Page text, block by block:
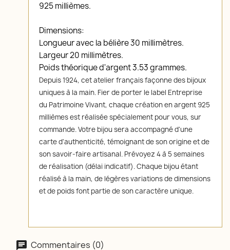
925 millièmes.
Dimensions:
Longueur avec la bélière 30 millimètres.
Largeur 20 millimètres.
Poids théorique d'argent 3.53 grammes.
Depuis 1924, cet atelier français façonne des bijoux
uniques à la main. Fier de porter le label Entreprise
du Patrimoine Vivant, chaque création en argent 925
millièmes est réalisée spécialement pour vous, sur
commande. Votre bijou sera accompagné d'une
carte d'authenticité, témoignant de son origine et de
son savoir-faire artisanal. Prévoyez 4 à 5 semaines
de réalisation (délai indicatif). Chaque bijou étant
réalisé à la main, de légères variations de dimensions
et de poids font partie de son caractère unique.
Commentaires (0)